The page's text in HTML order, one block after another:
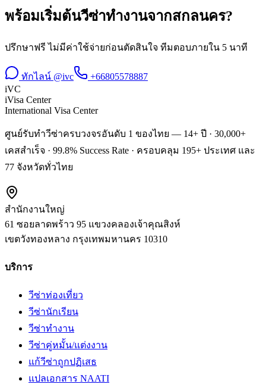
พร้อมเริ่มต้นวีซ่าทำงานจากสกลนคร?
ปรึกษาฟรี ไม่มีค่าใช้จ่ายก่อนตัดสินใจ ทีมตอบภายใน 5 นาที
ทักไลน์ @ivc
+66805578887
iVC
iVisa Center
International Visa Center
ศูนย์รับทำวีซ่าครบวงจรอันดับ 1 ของไทย — 14+ ปี · 30,000+
เคสสำเร็จ · 99.8% Success Rate · ครอบคลุม 195+ ประเทศ และ
77 จังหวัดทั่วไทย
สำนักงานใหญ่
61 ซอยลาดพร้าว 95 แขวงคลองเจ้าคุณสิงห์
เขตวังทองหลาง กรุงเทพมหานคร 10310
บริการ
วีซ่าท่องเที่ยว
วีซ่านักเรียน
วีซ่าทำงาน
วีซ่าคู่หมั้น/แต่งงาน
แก้วีซ่าถูกปฏิเสธ
แปลเอกสาร NAATI